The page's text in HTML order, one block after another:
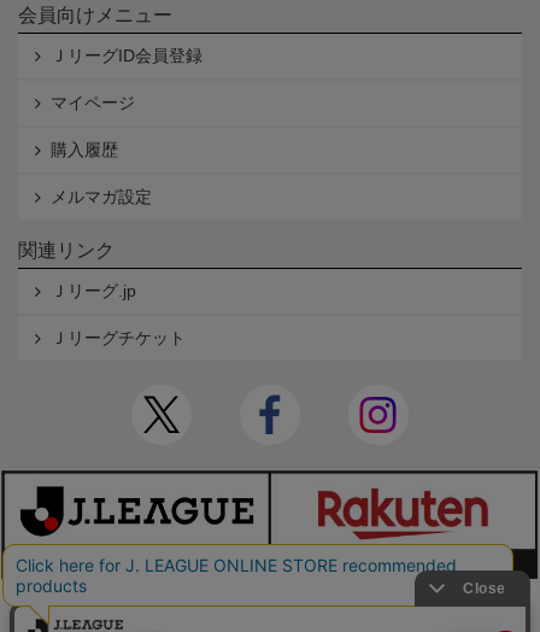
会員向けメニュー
ＪリーグID会員登録
マイページ
購入履歴
メルマガ設定
関連リンク
Ｊリーグ.jp
Ｊリーグチケット